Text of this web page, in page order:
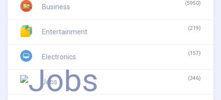
Business (5950)
Entertainment (219)
Electronics (157)
Jobs (346)